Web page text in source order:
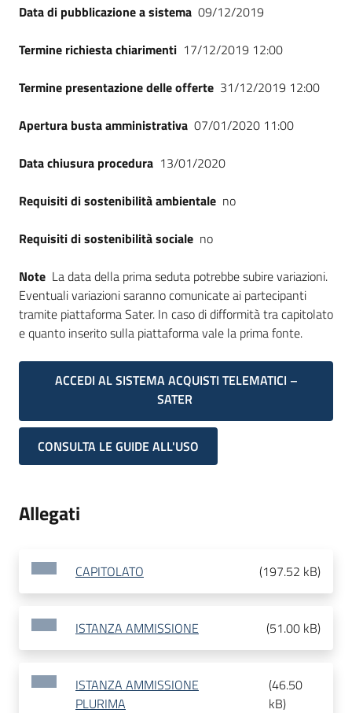
Data di pubblicazione a sistema 09/12/2019
Termine richiesta chiarimenti 17/12/2019 12:00
Termine presentazione delle offerte 31/12/2019 12:00
Apertura busta amministrativa 07/01/2020 11:00
Data chiusura procedura 13/01/2020
Requisiti di sostenibilità ambientale no
Requisiti di sostenibilità sociale no
Note La data della prima seduta potrebbe subire variazioni.
Eventuali variazioni saranno comunicate ai partecipanti
tramite piattaforma Sater. In caso di difformità tra capitolato
e quanto inserito sulla piattaforma vale la prima fonte.
ACCEDI AL SISTEMA ACQUISTI TELEMATICI –
SATER
CONSULTA LE GUIDE ALL'USO
Allegati
CAPITOLATO (197.52 kB)
ISTANZA AMMISSIONE (51.00 kB)
ISTANZA AMMISSIONE
PLURIMA
(46.50
kB)